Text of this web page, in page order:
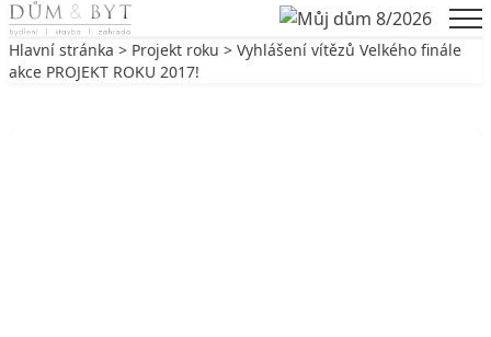
Skip to content
Hlavní stránka > Projekt roku > Vyhlášení vítězů Velkého finále
akce PROJEKT ROKU 2017!